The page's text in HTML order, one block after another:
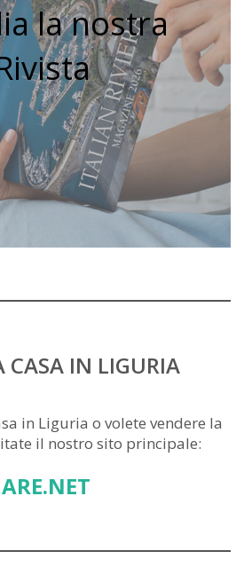
la nostra
CASA IN LIGURIA
in Liguria o volete vendere la
il nostro sito principale: